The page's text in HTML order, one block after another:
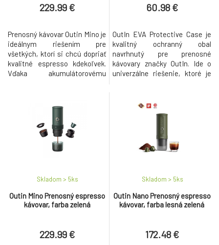
229.99 €
Prenosný kávovar Outin Mino je
ideálnym riešením pre
všetkých, ktorí si chcú dopriať
kvalitné espresso kdekoľvek.
Vďaka akumulátorovému
na turistiku. Kávovar je
kompatibilný s kapsulami
Nespresso Original aj mletou
kávou, takže si m
60.98 €
OutIn EVA Protective Case je
kvalitný ochranný obal
navrhnutý pre prenosné
kávovary značky OutIn. Ide o
univerzálne riešenie, ktoré je
vyrobený z odolného PU
materiálu a vybavený
výrazne obmedzuje prenikanie
vody. Poskytuje spoľahlivú
ochranu pred ľahkým d
Outin Mino Prenosný espresso
kávovar, farba zelená
Skladom > 5ks
229.99 €
Outin Nano Prenosný espresso
kávovar, farba lesná zelená
Skladom > 5ks
172.48 €